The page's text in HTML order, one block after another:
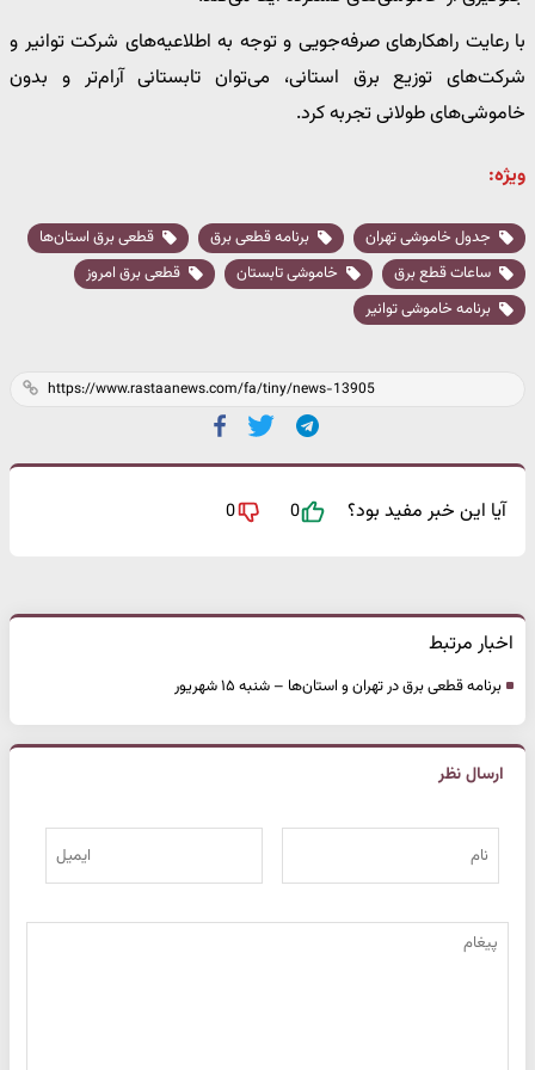
با رعایت راهکارهای صرفه‌جویی و توجه به اطلاعیه‌های شرکت توانیر و
شرکت‌های توزیع برق استانی، می‌توان تابستانی آرام‌تر و بدون
خاموشی‌های طولانی تجربه کرد.
ویژه:
جدول خاموشی تهران برنامه قطعی برق
قطعی برق استان‌ها
ساعات قطع برق
خاموشی تابستان
قطعی برق امروز
برنامه خاموشی توانیر
آیا این خبر مفید بود؟ 0
0
اخبار مرتبط
برنامه قطعی برق در تهران و استان‌ها – شنبه ۱۵ شهریور
ارسال نظر